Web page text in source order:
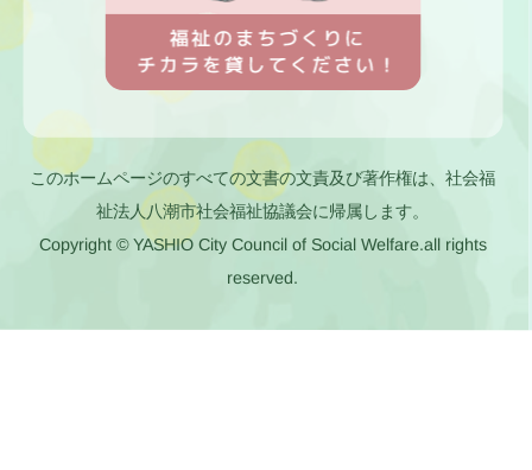
このホームページのすべての文書の文責及び著作権は、社会福
祉法人八潮市社会福祉協議会に帰属します。
Copyright © YASHIO City Council of Social Welfare.all rights
reserved.